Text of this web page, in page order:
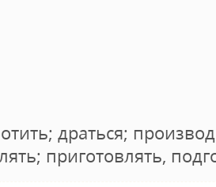
драться;
приготовлять,